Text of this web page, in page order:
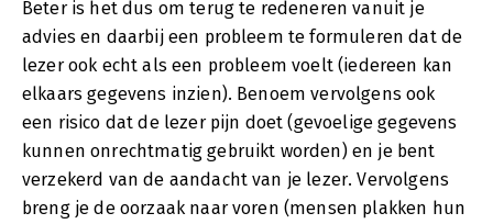
Beter is het dus om terug te redeneren vanuit je
advies en daarbij een probleem te formuleren dat de
lezer ook echt als een probleem voelt (iedereen kan
elkaars gegevens inzien). Benoem vervolgens ook
een risico dat de lezer pijn doet (gevoelige gegevens
kunnen onrechtmatig gebruikt worden) en je bent
verzekerd van de aandacht van je lezer. Vervolgens
breng je de oorzaak naar voren (mensen plakken hun